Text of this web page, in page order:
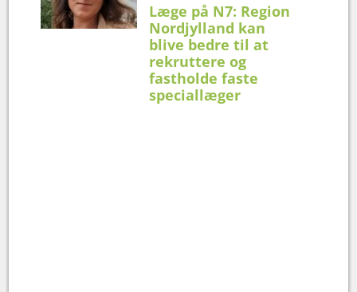
Læge på N7: Region
Nordjylland kan
blive bedre til at
rekruttere og
fastholde faste
speciallæger